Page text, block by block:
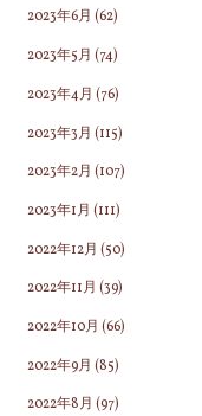
2023年6月 (62)
2023年5月 (74)
2023年4月 (76)
2023年3月 (115)
2023年2月 (107)
2023年1月 (111)
2022年12月 (50)
2022年11月 (39)
2022年10月 (66)
2022年9月 (85)
2022年8月 (97)